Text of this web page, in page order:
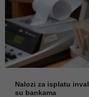
Nalozi za isplatu
su bankama